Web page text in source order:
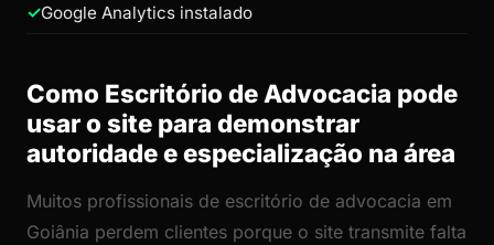
Google Analytics instalado
Como Escritório de Advocacia pode
usar o site para demonstrar
autoridade e especialização na área
Muitos profissionais de escritório de advocacia em
Goiânia perdem clientes porque o site transmite falta